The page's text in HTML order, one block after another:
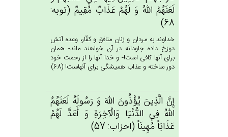
لَعَنَهُم‌ْ الله‌ُ وَ لَهُم‌ْ عَذَاب‌ٌ مُقِيم‌ٌ (توبه:
68)
خداوند به مردان و زنان منافق و كفّار، وعده آتش
دوزخ داده جاودانه در آن خواهند ماند- همان
براى آنها كافى است!- و خدا آنها را از رحمت خود
دور ساخته و عذاب هميشگى براى آنهاست! (68)
إِن‌َّ الَّذِين‌َ يُؤْذُون‌َ الله‌َ وَ رَسُولَه‌ُ لَعَنَهُم‌ُ
الله‌ُ فِي‌ الدُّنْيَا وَالْآخِرَة‌ِ وَ أَعَدَّ لَهُم‌ْ
عَذَابَاً مُهِينَاً (احزاب: 57)